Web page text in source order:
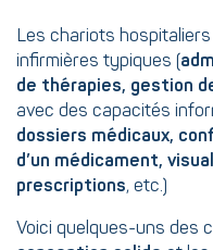
Les chariots
infirmières typiques (
de thérapies, gestion
avec des capacités
dossiers médicaux,
d’un médicament,
prescriptions, etc.)
Voici quelques-uns des